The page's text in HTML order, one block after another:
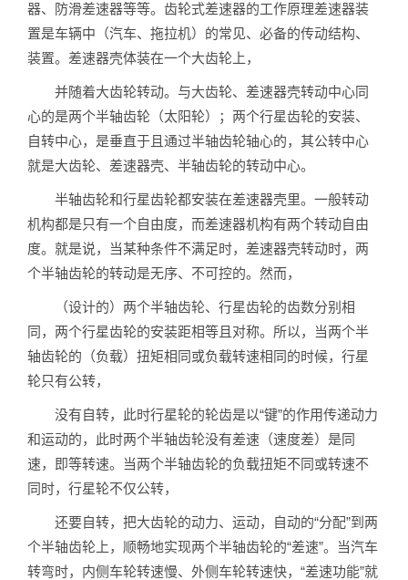
器、防滑差速器等等。齿轮式差速器的工作原理差速器装
置是车辆中（汽车、拖拉机）的常见、必备的传动结构、
装置。差速器壳体装在一个大齿轮上，
并随着大齿轮转动。与大齿轮、差速器壳转动中心同
心的是两个半轴齿轮（太阳轮）；两个行星齿轮的安装、
自转中心，是垂直于且通过半轴齿轮轴心的，其公转中心
就是大齿轮、差速器壳、半轴齿轮的转动中心。
半轴齿轮和行星齿轮都安装在差速器壳里。一般转动
机构都是只有一个自由度，而差速器机构有两个转动自由
度。就是说，当某种条件不满足时，差速器壳转动时，两
个半轴齿轮的转动是无序、不可控的。然而，
（设计的）两个半轴齿轮、行星齿轮的齿数分别相
同，两个行星齿轮的安装距相等且对称。所以，当两个半
轴齿轮的（负载）扭矩相同或负载转速相同的时候，行星
轮只有公转，
没有自转，此时行星轮的轮齿是以“键”的作用传递动力
和运动的，此时两个半轴齿轮没有差速（速度差）是同
速，即等转速。当两个半轴齿轮的负载扭矩不同或转速不
同时，行星轮不仅公转，
还要自转，把大齿轮的动力、运动，自动的“分配”到两
个半轴齿轮上，顺畅地实现两个半轴齿轮的“差速”。当汽车
转弯时，内侧车轮转速慢、外侧车轮转速快，“差速功能”就